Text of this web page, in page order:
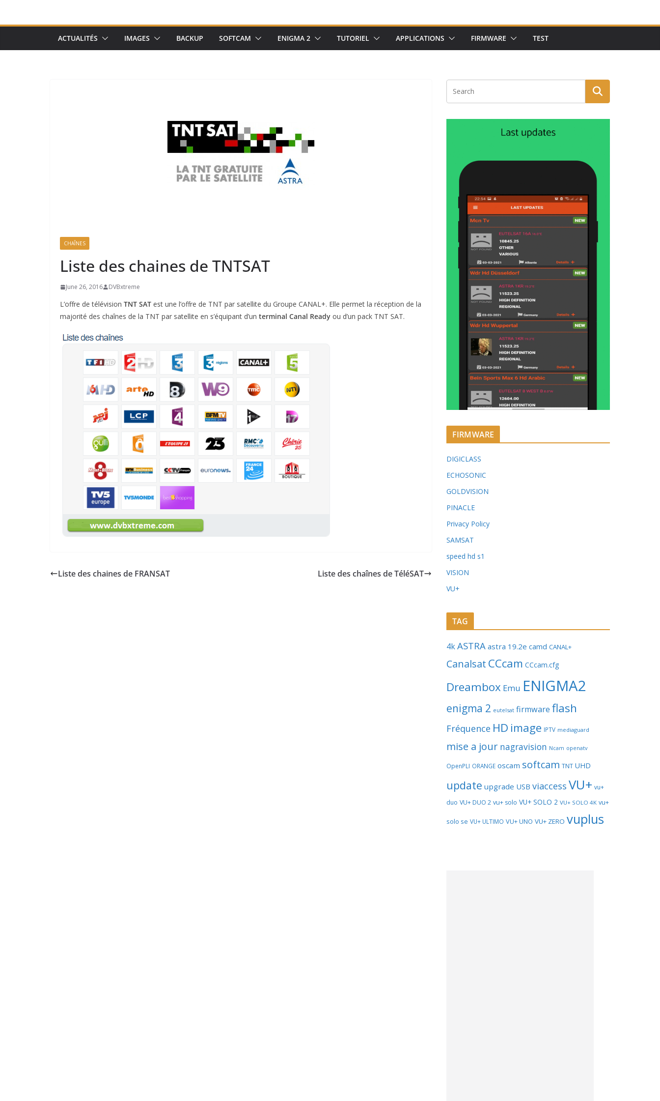
ACTUALITÉS IMAGES BACKUP SOFTCAM ENIGMA 2 TUTORIEL APPLICATIONS FIRMWARE TEST
CHAÎNES
Liste des chaines de TNTSAT
June 26, 2016 DVBxtreme
L’offre de télévision TNT SAT est une l’offre de TNT par satellite du Groupe CANAL+. Elle permet la réception de la
majorité des chaînes de la TNT par satellite en s’équipant d’un terminal Canal Ready ou d’un pack TNT SAT.
Liste des chaines de FRANSAT Liste des chaînes de TéléSAT
FIRMWARE
DIGICLASS
ECHOSONIC
GOLDVISION
PINACLE
Privacy Policy
SAMSAT
speed hd s1
VISION
VU+
TAG
4kASTRA astra 19.2e camd CANAL+
Canalsat CCcam CCcam.cfg
Dreambox Emu ENIGMA2
enigma 2 eutelsat firmware flash
Fréquence HD image IPTV mediaguard
mise a jour nagravision Ncam openatv
OpenPLI ORANGE oscam softcam TNT UHD
update upgrade USB viaccess VU+ vu+
duo VU+ DUO 2 vu+ solo VU+ SOLO 2 VU+ SOLO 4K vu+
solo se VU+ ULTIMO VU+ UNO VU+ ZERO vuplus